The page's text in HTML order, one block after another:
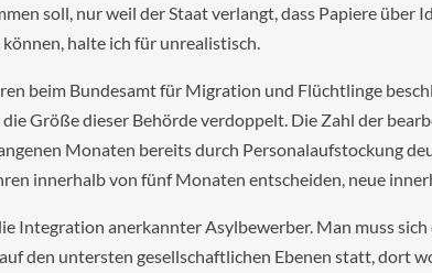
soll, nur weil der Staat verlangt, dass Papiere über
halte ich für unrealistisch.
beim Bundesamt für Migration und Flüchtlinge
Größe dieser Behörde verdoppelt. Die Zahl der
Monaten bereits durch Personalaufstockung
innerhalb von fünf Monaten entscheiden, neue
Integration anerkannter Asylbewerber. Man muss sich
den untersten gesellschaftlichen Ebenen statt, dort